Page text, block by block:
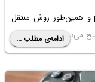
و همین‌طور روش منتقل
ادامه‌ی مطلب ...